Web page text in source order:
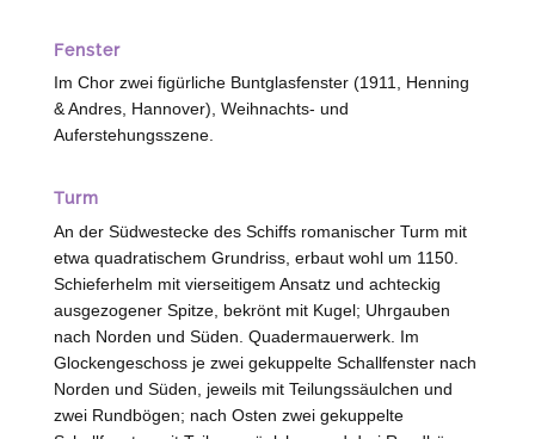
Fenster
Im Chor zwei figürliche Buntglasfenster (1911, Henning
& Andres, Hannover), Weihnachts- und
Auferstehungsszene.
Turm
An der Südwestecke des Schiffs romanischer Turm mit
etwa quadratischem Grundriss, erbaut wohl um 1150.
Schieferhelm mit vierseitigem Ansatz und achteckig
ausgezogener Spitze, bekrönt mit Kugel; Uhrgauben
nach Norden und Süden. Quadermauerwerk. Im
Glockengeschoss je zwei gekuppelte Schallfenster nach
Norden und Süden, jeweils mit Teilungssäulchen und
zwei Rundbögen; nach Osten zwei gekuppelte